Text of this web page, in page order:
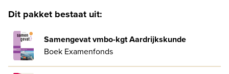
Dit pakket bestaat uit:
Samengevat vmbo-kgt Aardrijkskunde
Boek Examenfonds